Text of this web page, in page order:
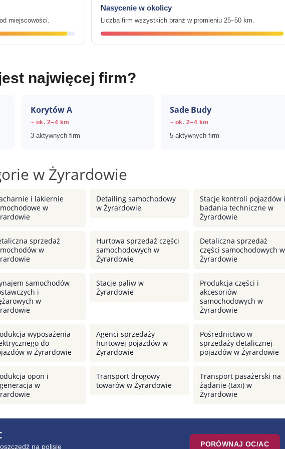
miejscowości.
Nasycenie w okolicy
Liczba firm wszystkich branż w promieniu 25–50 km.
najwięcej firm?
Korytów A
~ ok. 2–4 km
3 aktywnych firm
Sade Budy
~ ok. 2–4 km
5 aktywnych firm
w Żyrardowie
i lakiernie
w
Detailing samochodowy
w Żyrardowie
Stacje kontroli pojazdów i
badania techniczne w
Żyrardowie
sprzedaż
w
Hurtowa sprzedaż części
samochodowych w
Żyrardowie
Detaliczna sprzedaż
części samochodowych w
Żyrardowie
samochodów
i
w
Stacje paliw w
Żyrardowie
Produkcja części i
akcesoriów
samochodowych w
Żyrardowie
wyposażenia
do
w Żyrardowie
Agenci sprzedaży
hurtowej pojazdów w
Żyrardowie
Pośrednictwo w
sprzedaży detalicznej
pojazdów w Żyrardowie
opon i
w
Transport drogowy
towarów w Żyrardowie
Transport pasażerski na
żądanie (taxi) w
Żyrardowie
na polisie PORÓWNAJ OC/AC